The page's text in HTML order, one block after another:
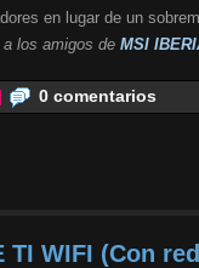
en lugar de un
los amigos de MSI
| 0 comentarios
TI WIFI (Con